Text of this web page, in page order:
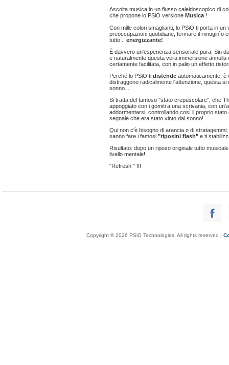
Ascolta musica in un flusso caleidoscopico di
che propone lo PSiO versione Musica !
Con mille colori smaglianti, lo PSiO ti porta in
preoccupazioni quotidiane, fermare il rimuginìo
tutto... energizzante!
È davvero un'esperienza sensoriale pura. Sin
e naturalmente questa vera immersione
certamente facilitata, con in palio un effetto
Perché lo PSiO ti distende automaticamente, è
distraggono radicalmente l'attenzione, questa
sonno...
Si tratta del famoso "stato crepuscolare", che
appoggiato con i gomiti a una scrivania, con
addormentarsi, controllando così il proprio
segnale che era stato vinto dal sonno!
Qui non c'è bisogno di arancia o di
sanno fare i famosi "riposini flash" e ti
Risultato: dopo un riposo originale tutto
livello mentale!
"Refresh " !!!
Copyright © 2026 PSiO Technologies. All rights reserved |